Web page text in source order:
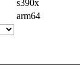
s390x
arm64